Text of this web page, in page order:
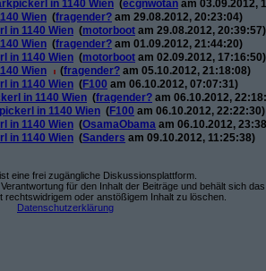
in 1140 Wien (ecgnwotan am 03.09.2012,
Wien (fragender? am 29.08.2012, 20:23:04)
in 1140 Wien (motorboot am 29.08.2012, 20:39:57)
Wien (fragender? am 01.09.2012, 21:44:20)
in 1140 Wien (motorboot am 02.09.2012, 17:16:50)
Wien
(fragender? am 05.10.2012, 21:18:08)
in 1140 Wien (F100 am 06.10.2012, 07:07:31)
in 1140 Wien (fragender? am 06.10.2012,
in 1140 Wien (F100 am 06.10.2012, 22:22:30)
in 1140 Wien (OsamaObama am 06.10.2012,
in 1140 Wien (Sanders am 09.10.2012, 11:25:38)
eine frei zugängliche Diskussionsplattform.
für den Inhalt der Beiträge und behält sich das
rechtswidrigem oder anstößigem Inhalt zu löschen.
Datenschutzerklärung